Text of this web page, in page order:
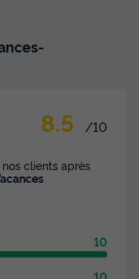
8.5 /10
clients après
10